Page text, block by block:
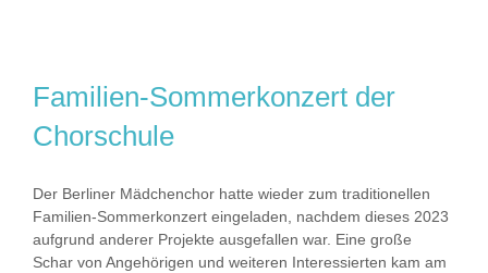
Familien-Sommerkonzert der
Chorschule
Der Berliner Mädchenchor hatte wieder zum traditionellen
Familien-Sommerkonzert eingeladen, nachdem dieses 2023
aufgrund anderer Projekte ausgefallen war. Eine große
Schar von Angehörigen und weiteren Interessierten kam am